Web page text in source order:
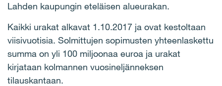
Lahden kaupungin eteläisen alueurakan.
Kaikki urakat alkavat 1.10.2017 ja ovat kestoltaan
viisivuotisia. Solmittujen sopimusten yhteenlaskettu
summa on yli 100 miljoonaa euroa ja urakat
kirjataan kolmannen vuosineljänneksen
tilauskantaan.